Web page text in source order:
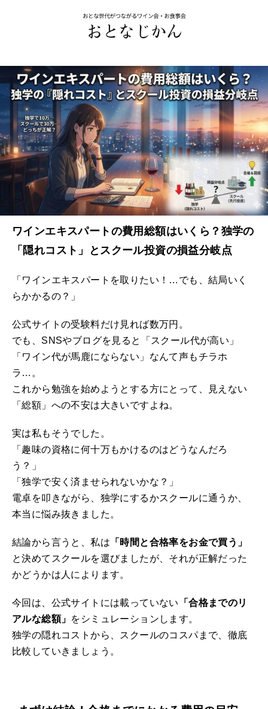
ワインエキスパートの費用総額はいくら？独学の
「隠れコスト」とスクール投資の損益分岐点
「ワインエキスパートを取りたい！…でも、結局いく
らかかるの？」
公式サイトの受験料だけ見れば数万円。
でも、SNSやブログを見ると「スクール代が高い」
「ワイン代が馬鹿にならない」なんて声もチラホ
ラ…。
これから勉強を始めようとする方にとって、見えない
「総額」への不安は大きいですよね。
実は私もそうでした。
「趣味の資格に何十万もかけるのはどうなんだろ
う？」
「独学で安く済ませられないかな？」
電卓を叩きながら、独学にするかスクールに通うか、
本当に悩み抜きました。
結論から言うと、私は 「時間と合格率をお金で買う」
と決めてスクールを選びましたが、それが正解だった
かどうかは人によります。
今回は、公式サイトには載っていない
「合格までのリ
アルな総額」 をシミュレーションします。
独学の隠れコストから、スクールのコスパまで、徹底
比較していきましょう。